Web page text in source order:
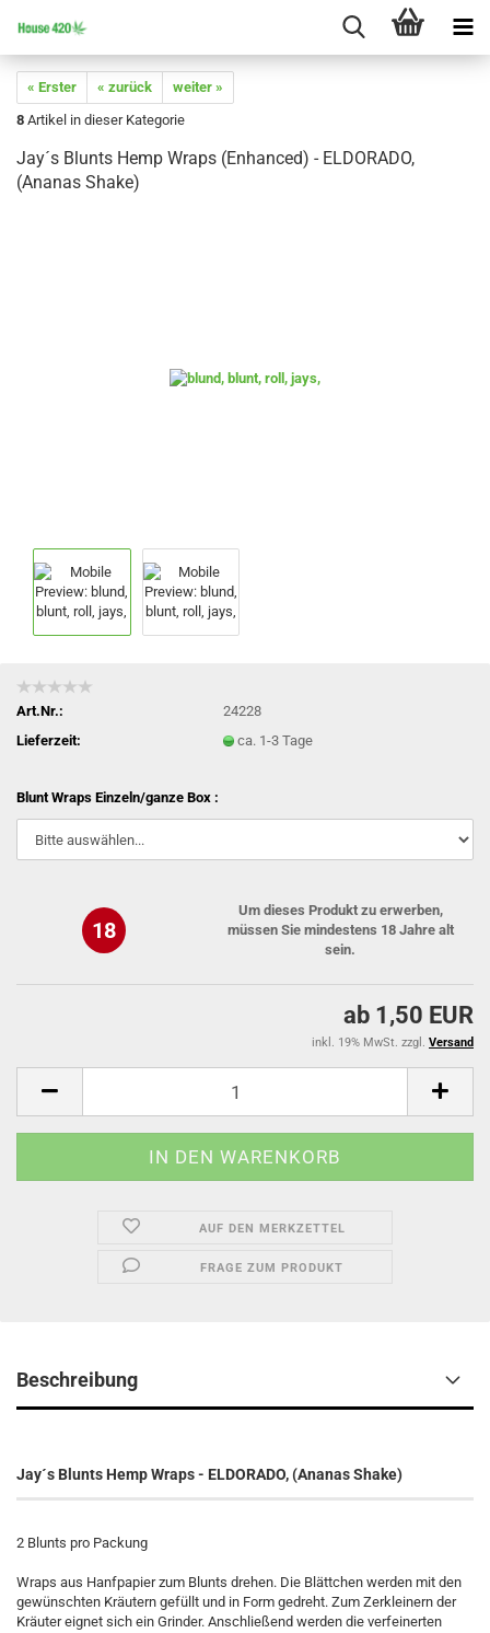
« Erster « zurück
weiter »
8 Artikel in dieser Kategorie
Jay´s Blunts Hemp Wraps (Enhanced) - ELDORADO,
(Ananas Shake)
Art.Nr.:
24228
Lieferzeit:
ca. 1-3 Tage
Blunt Wraps Einzeln/ganze Box :
18
Um dieses Produkt zu erwerben,
müssen Sie mindestens 18 Jahre alt
sein.
ab 1,50 EUR
inkl. 19% MwSt. zzgl. Versand
AUF DEN MERKZETTEL
FRAGE ZUM PRODUKT
Beschreibung
Jay´s Blunts Hemp Wraps - ELDORADO, (Ananas Shake)
2 Blunts pro Packung
Wraps aus Hanfpapier zum Blunts drehen. Die Blättchen werden mit den
gewünschten Kräutern gefüllt und in Form gedreht. Zum Zerkleinern der
Kräuter eignet sich ein Grinder. Anschließend werden die verfeinerten